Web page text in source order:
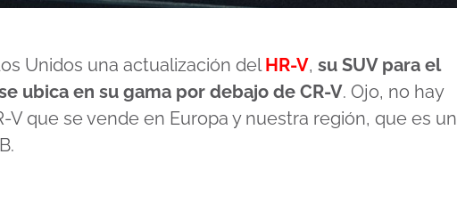
Unidos una actualización delHR-V, su SUV para el
ubica en su gama por debajo de CR-V. Ojo, no hay
que se vende en Europa y nuestra región, que es un